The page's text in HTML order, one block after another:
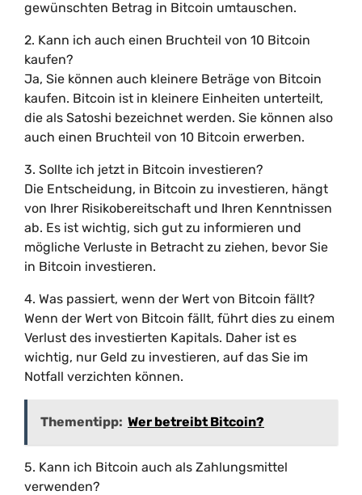
gewünschten Betrag in Bitcoin umtauschen.
2. Kann ich auch einen Bruchteil von 10 Bitcoin
kaufen?
Ja, Sie können auch kleinere Beträge von Bitcoin
kaufen. Bitcoin ist in kleinere Einheiten unterteilt,
die als Satoshi bezeichnet werden. Sie können also
auch einen Bruchteil von 10 Bitcoin erwerben.
3. Sollte ich jetzt in Bitcoin investieren?
Die Entscheidung, in Bitcoin zu investieren, hängt
von Ihrer Risikobereitschaft und Ihren Kenntnissen
ab. Es ist wichtig, sich gut zu informieren und
mögliche Verluste in Betracht zu ziehen, bevor Sie
in Bitcoin investieren.
4. Was passiert, wenn der Wert von Bitcoin fällt?
Wenn der Wert von Bitcoin fällt, führt dies zu einem
Verlust des investierten Kapitals. Daher ist es
wichtig, nur Geld zu investieren, auf das Sie im
Notfall verzichten können.
Thementipp: Wer betreibt Bitcoin?
5. Kann ich Bitcoin auch als Zahlungsmittel
verwenden?